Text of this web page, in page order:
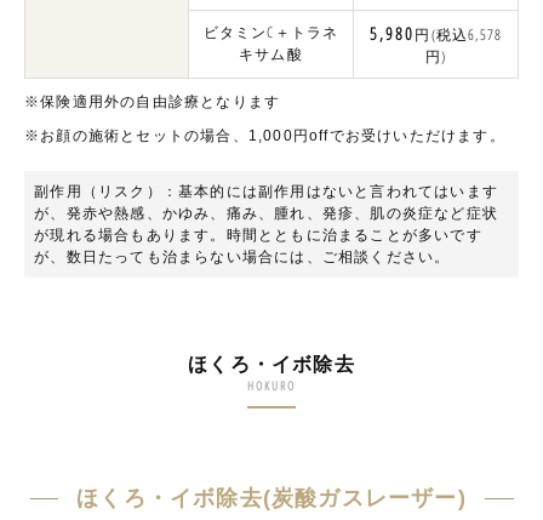
ビタミンC＋トラネ
キサム酸
5,980円(税込6,578
円)
※保険適用外の自由診療となります
※お顔の施術とセットの場合、1,000円offでお受けいただけます。
副作用（リスク）：基本的には副作用はないと言われてはいます
が、発赤や熱感、かゆみ、痛み、腫れ、発疹、肌の炎症など症状
が現れる場合もあります。時間とともに治まることが多いです
が、数日たっても治まらない場合には、ご相談ください。
ほくろ・イボ除去
HOKURO
ほくろ・イボ除去(炭酸ガスレーザー)